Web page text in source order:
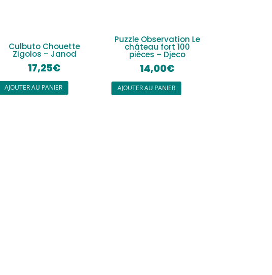
Culbuto Chouette
Zigolos – Janod
17,25€
AJOUTER AU PANIER
Puzzle Observation Le
château fort 100
piéces – Djeco
14,00€
AJOUTER AU PANIER